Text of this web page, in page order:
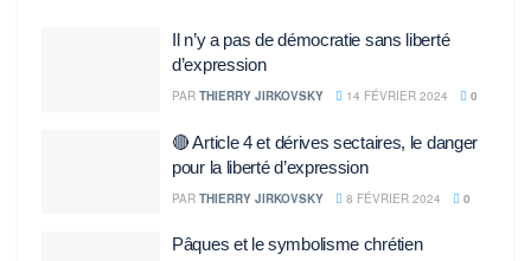
Il n’y a pas de démocratie sans liberté
d’expression
PAR THIERRY JIRKOVSKY 14 FÉVRIER 2024 0
🔴 Article 4 et dérives sectaires, le danger
pour la liberté d’expression
PAR THIERRY JIRKOVSKY 8 FÉVRIER 2024 0
Pâques et le symbolisme chrétien